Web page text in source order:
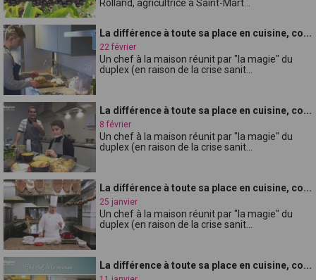
Rolland, agricultrice à Saint-Mart...
La différence à toute sa place en cuisine, co...
22 février
Un chef à la maison réunit par "la magie" du
duplex (en raison de la crise sanit...
La différence à toute sa place en cuisine, co...
8 février
Un chef à la maison réunit par "la magie" du
duplex (en raison de la crise sanit...
La différence à toute sa place en cuisine, co...
25 janvier
Un chef à la maison réunit par "la magie" du
duplex (en raison de la crise sanit...
La différence à toute sa place en cuisine, co...